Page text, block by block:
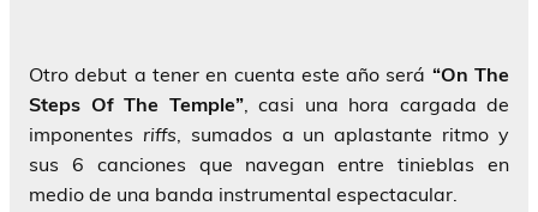
Otro debut a tener en cuenta este año será “On The
Steps Of The Temple”, casi una hora cargada de
imponentes riffs, sumados a un aplastante ritmo y
sus 6 canciones que navegan entre tinieblas en
medio de una banda instrumental espectacular.